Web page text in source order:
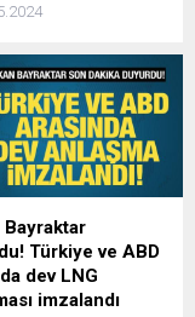
Patent Effect
esas alınarak
Türkiye’nin
patentli
sahip
arasında bu yıl
oldu.
Bayraktar
Türkiye ve ABD
dev LNG
imzalandı